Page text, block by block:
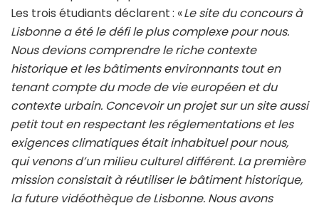
Les trois étudiants déclarent : «Le site du concours à
Lisbonne a été le défi le plus complexe pour nous.
Nous devions comprendre le riche contexte
historique et les bâtiments environnants tout en
tenant compte du mode de vie européen et du
contexte urbain. Concevoir un projet sur un site aussi
petit tout en respectant les réglementations et les
exigences climatiques était inhabituel pour nous,
qui venons d’un milieu culturel différent. La première
mission consistait à réutiliser le bâtiment historique,
la future vidéothèque de Lisbonne. Nous avons